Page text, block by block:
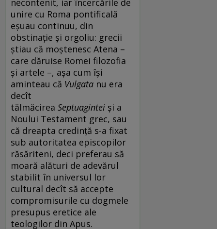
necontenit, iar încercările de
unire cu Roma pontificală
eșuau continuu, din
obstinație și orgoliu: grecii
știau că moștenesc Atena –
care dăruise Romei filozofia
și artele –, așa cum își
aminteau că Vulgata nu era
decît
tălmăcirea Septuagintei și a
Noului Testament grec, sau
că dreapta credință s-a fixat
sub autoritatea episcopilor
răsăriteni, deci preferau să
moară alături de adevărul
stabilit în universul lor
cultural decît să accepte
compromisurile cu dogmele
presupus eretice ale
teologilor din Apus.